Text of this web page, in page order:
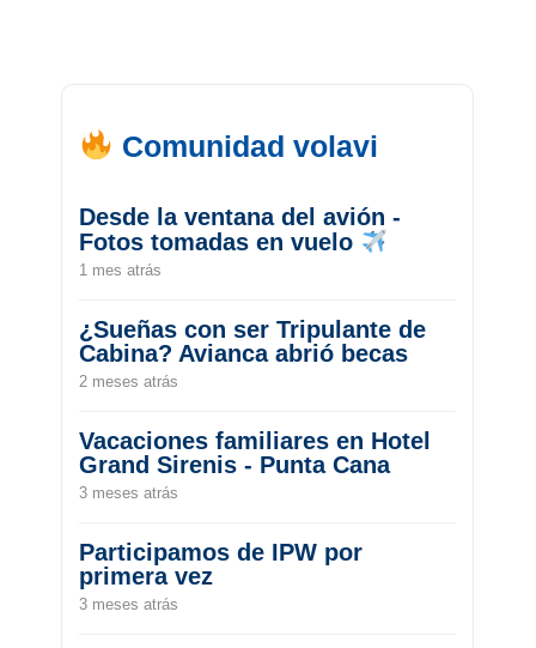
Comunidad volavi
Desde la ventana del avión -
Fotos tomadas en vuelo
1 mes atrás
¿Sueñas con ser Tripulante de
Cabina? Avianca abrió becas
2 meses atrás
Vacaciones familiares en Hotel
Grand Sirenis - Punta Cana
3 meses atrás
Participamos de IPW por
primera vez
3 meses atrás